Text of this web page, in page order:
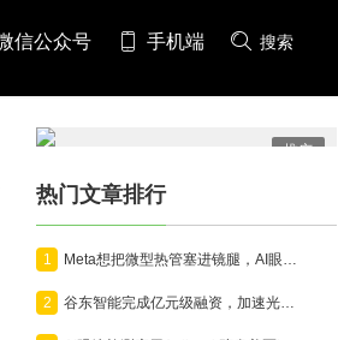
信公众号 手机端 搜索
推广
热门文章排行
1 Meta想把微型热管塞进镜腿，AI眼镜开始为算力“降温”
2 谷东智能完成亿元级融资，加速光波导与AR智能终端产业化